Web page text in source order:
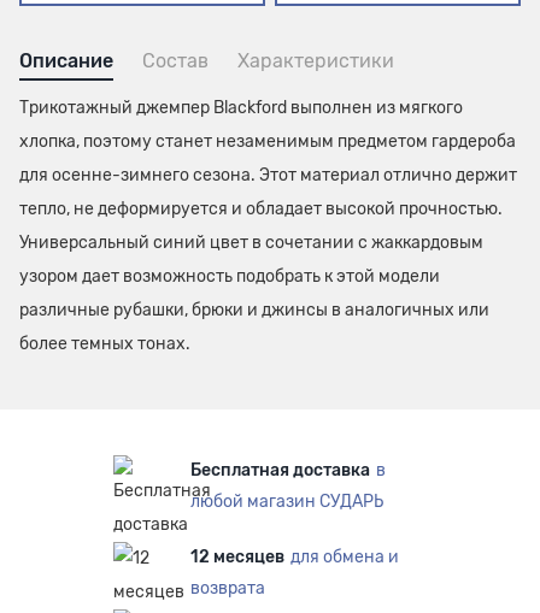
Описание Состав Характеристики
Трикотажный джемпер Blackford выполнен из мягкого
хлопка, поэтому станет незаменимым предметом гардероба
для осенне-зимнего сезона. Этот материал отлично держит
тепло, не деформируется и обладает высокой прочностью.
Универсальный синий цвет в сочетании с жаккардовым
узором дает возможность подобрать к этой модели
различные рубашки, брюки и джинсы в аналогичных или
более темных тонах.
Бесплатная доставка в
любой магазин СУДАРЬ
12 месяцев для обмена и
возврата